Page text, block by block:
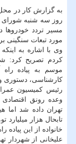
به گزارش كار در
روز سه شنبه شورای
مورد تبعات سنگینی
وی با اشاره به
كردم تصریح كرد:
موسم به پیاده
كارشناسی، دستوری
رئیس كمیسیون
وعده رونق
تهران داده شد اما
خانواده از این پیاده
علیخانی از شهردار